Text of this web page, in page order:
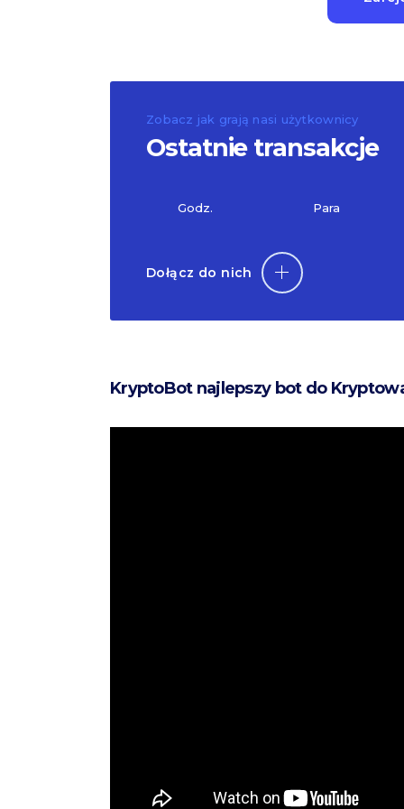
Zobacz jak grają nasi użytkownicy
Ostatnie transakcje
Godz. Para
Dołącz do nich
KryptoBot najlepszy bot do